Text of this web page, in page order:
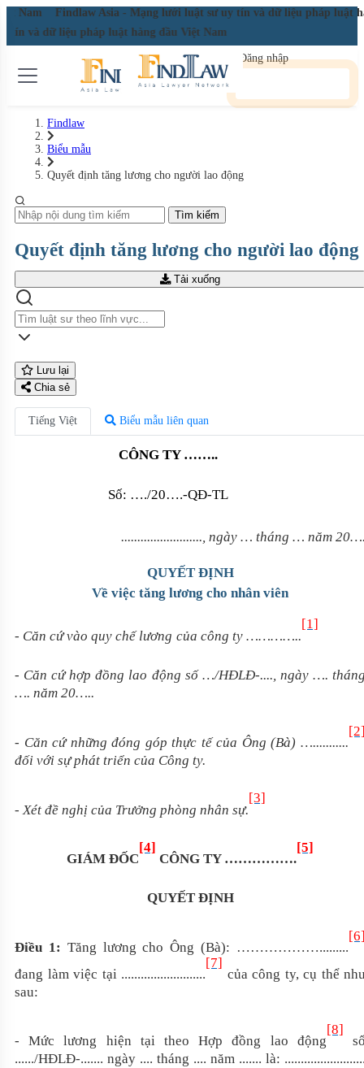
Nam
Findlaw Asia - Mạng lưới luật sư uy tín và dữ liệu pháp luật
tín và dữ liệu pháp luật hàng đầu Việt Nam
Đăng nhập
Findlaw
Biểu mẫu
Quyết định tăng lương cho người lao động
Tìm kiếm
Quyết định tăng lương cho người lao động
Tải xuống
Lưu lại
Chia sẻ
Tiếng Việt Biểu mẫu liên quan
CÔNG TY ……..
Số: …./20….-QĐ-TL
........................., ngày … tháng … năm
QUYẾT ĐỊNH
Về việc tăng lương cho nhân viên
- Căn cứ vào quy chế lương của công ty …………..
[1]
- Căn cứ hợp đồng lao động số …/HĐLĐ-...., ngày ….
…. năm 20…..
- Căn cứ những đóng góp thực tế của Ông (Bà) …...........
đối với sự phát triển của Công ty.
- Xét đề nghị của Trưởng phòng nhân sự.
[3]
GIÁM ĐỐC
[4]
CÔNG TY …………….
[5]
QUYẾT ĐỊNH
Điều 1: Tăng lương choÔng (Bà): ……………….........
đang làm việc tại ..........................
[7]
của công ty, cụ thể
sau:
- Mức lương hiện tại theo Hợp đồng lao động
[8]
....../HĐLĐ-....... ngày .... tháng .... năm ....... là: